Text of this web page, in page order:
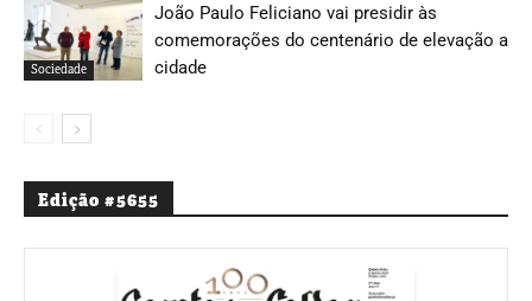
Sociedade
João Paulo Feliciano vai presidir às
comemorações do centenário de elevação a
cidade
Edição #5655